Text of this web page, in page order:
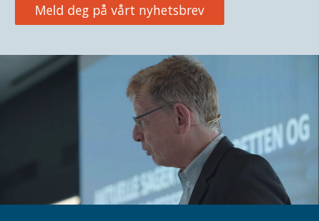
Meld deg på vårt nyhetsbrev